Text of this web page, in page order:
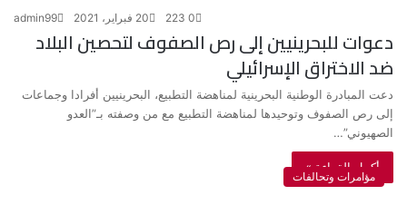
admin99 20 فبراير، 2021 0
دعوات للبحرينيين إلى رص الصفوف لتحصين البلاد
ضد الاختراق الإسرائيلي
دعت المبادرة الوطنية البحرينية لمناهضة التطبيع، البحرينيين أفرادا وجماعات
إلى رص الصفوف وتوحيدها لمناهضة التطبيع مع من وصفته بـ”العدو
الصهيوني”…
أكمل القراءة »
مؤامرات وتحالفات